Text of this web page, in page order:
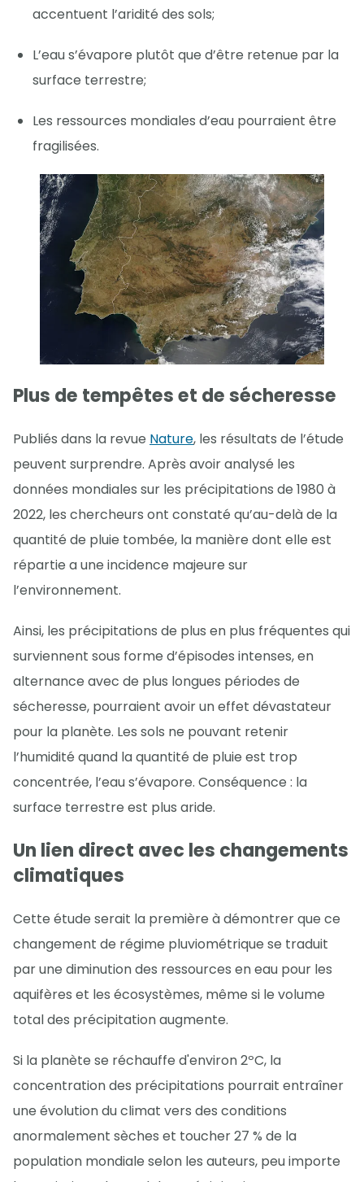
accentuent l’aridité des sols;
L’eau s’évapore plutôt que d’être retenue par la
surface terrestre;
Les ressources mondiales d’eau pourraient être
fragilisées.
Plus de tempêtes et de sécheresse
Publiés dans la revue Nature, les résultats de l’étude
peuvent surprendre. Après avoir analysé les
données mondiales sur les précipitations de 1980 à
2022, les chercheurs ont constaté qu’au-delà de la
quantité de pluie tombée, la manière dont elle est
répartie a une incidence majeure sur
l’environnement.
Ainsi, les précipitations de plus en plus fréquentes qui
surviennent sous forme d’épisodes intenses, en
alternance avec de plus longues périodes de
sécheresse, pourraient avoir un effet dévastateur
pour la planète. Les sols ne pouvant retenir
l’humidité quand la quantité de pluie est trop
concentrée, l’eau s’évapore. Conséquence : la
surface terrestre est plus aride.
Un lien direct avec les changements
climatiques
Cette étude serait la première à démontrer que ce
changement de régime pluviométrique se traduit
par une diminution des ressources en eau pour les
aquifères et les écosystèmes, même si le volume
total des précipitation augmente.
Si la planète se réchauffe d'environ 2ºC, la
concentration des précipitations pourrait entraîner
une évolution du climat vers des conditions
anormalement sèches et toucher 27 % de la
population mondiale selon les auteurs, peu importe